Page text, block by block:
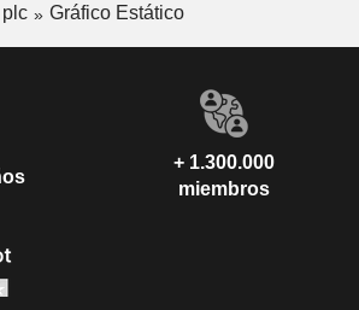
Gráfico Estático
+ 1.300.000
miembros